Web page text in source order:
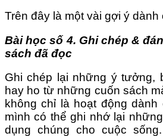
Trên đây là một vài gợi ý dành
Bài học số 4. Ghi chép &
sách đã đọc
Ghi chép lại những ý tưởng,
hay ho từ những cuốn sách
không chỉ là hoạt động dành
mình có thể ghi nhớ lại
dụng chúng cho cuộc